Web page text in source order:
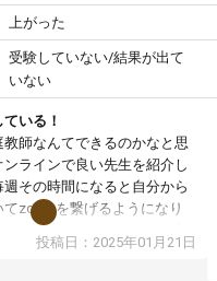
上がった
受験していない/結果が出て
いない
いる！
教師なんてできるのかなと思
ラインで良い先生を紹介し
その時間になると自分から
てzoomを繋げるようになり
でもOKなのもとても気に入
投稿日：2025年01月21日